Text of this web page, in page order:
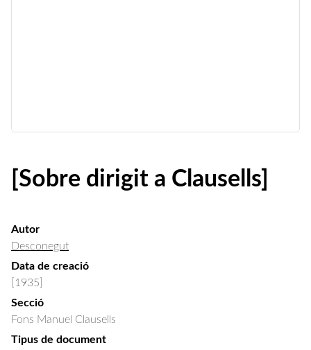
[Sobre dirigit a Clausells]
Autor
Desconegut
Data de creació
[1935]
Secció
Fons Manuel Clausells
Tipus de document